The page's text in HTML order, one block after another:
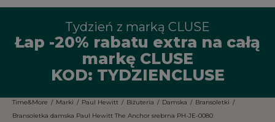
Tydzień z marką CLUSE
Łap -20% rabatu extra na całą
markę CLUSE
KOD: TYDZIENCLUSE
Time&More / Marki / Paul Hewitt / Biżuteria / Damska / Bransoletki /
Bransoletka damska Paul Hewitt The Anchor srebrna PH-JE-0080